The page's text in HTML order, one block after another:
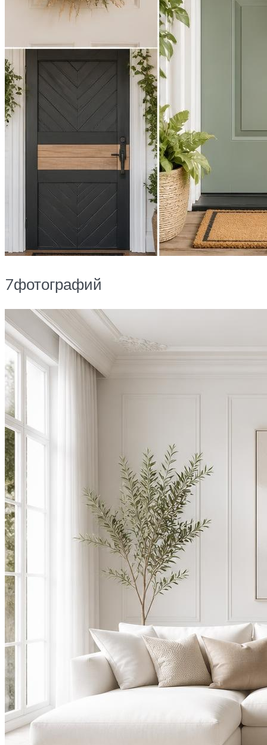
7фотографий